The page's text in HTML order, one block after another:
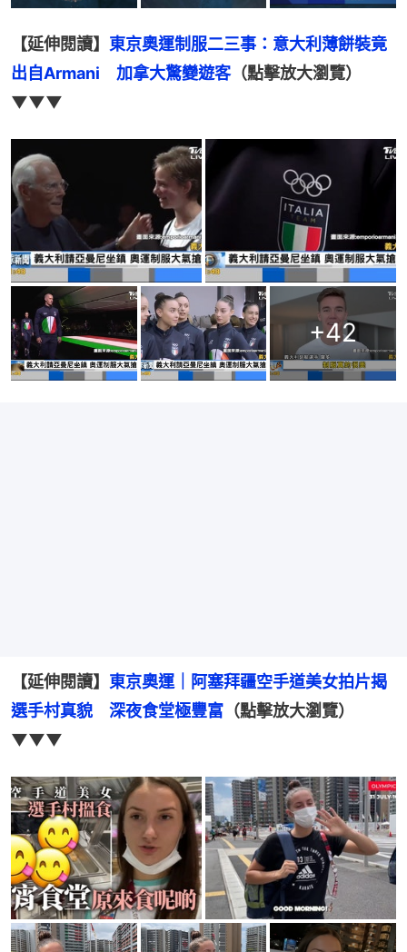
【延伸閱讀】 東京奧運制服二三事：意大利薄餅裝竟
出自Armani　加拿大驚變遊客（點擊放大瀏覽）
▼▼▼
+42
【延伸閱讀】 東京奧運｜阿塞拜疆空手道美女拍片揭
選手村真貌　深夜食堂極豐富 （點擊放大瀏覽）
▼▼▼